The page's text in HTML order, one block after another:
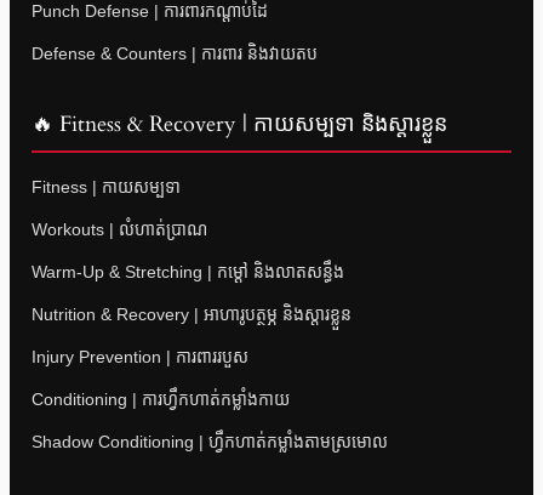
Punch Defense | ការពារកណ្តាប់ដៃ
Defense & Counters | ការពារ និងវាយតប
🔥 Fitness & Recovery | កាយសម្បទា និងស្តារខ្លួន
Fitness | កាយសម្បទា
Workouts | លំហាត់ប្រាណ
Warm-Up & Stretching | កម្តៅ និងលាតសន្ធឹង
Nutrition & Recovery | អាហារូបត្ថម្ភ និងស្តារខ្លួន
Injury Prevention | ការពាររបួស
Conditioning | ការហ្វឹកហាត់កម្លាំងកាយ
Shadow Conditioning | ហ្វឹកហាត់កម្លាំងតាមស្រមោល